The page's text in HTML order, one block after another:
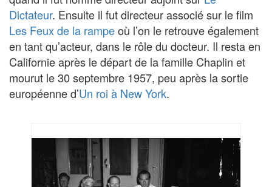
Dictateur. Ensuite il fut directeur associé sur le film
Les Feux de la rampeoù l’on le retrouve également
en tant qu’acteur, dans le rôle du docteur. Il resta en
Californie après le départ de la famille Chaplin et
mourut le 30 septembre 1957, peu après la sortie
européenne d’Un roi à New York.